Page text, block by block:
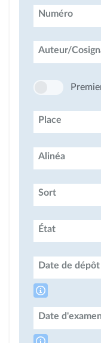
Numéro
Auteur/
Place
Alinéa
Sort
État
Date de dépôt
Date d'examen